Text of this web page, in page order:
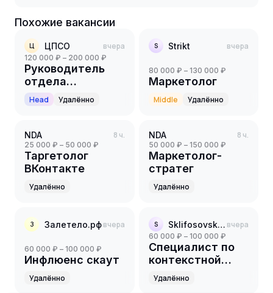
Похожие вакансии
Ц ЦПСО вчера
120 000 ₽ – 200 000 ₽
Руководитель
отдела
маркетинга
Head Удалённо
S Strikt вчера
80 000 ₽ – 130 000 ₽
Маркетолог
Middle Удалённо
NDA 8 ч.
25 000 ₽ – 50 000 ₽
Таргетолог
ВКонтакте
Удалённо
NDA 8 ч.
50 000 ₽ – 150 000 ₽
Маркетолог-
стратег
Удалённо
З Залетело.рфвчера
60 000 ₽ – 100 000 ₽
Инфлюенс скаут
Удалённо
S Sklifosovsky.Pro вчера
60 000 ₽ – 100 000 ₽
Специалист по
контекстной
рекламе
(Контекстолог)
Удалённо